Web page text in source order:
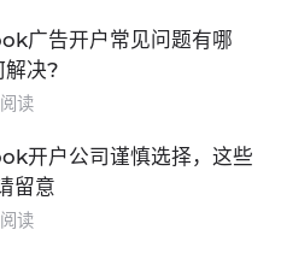
广告开户常见问题有哪
解决?
读
开户公司谨慎选择，这些
留意
读